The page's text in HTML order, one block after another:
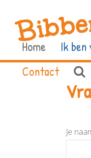
Home Ik ben
Contact
Je